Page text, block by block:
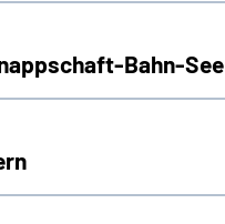
Bahn-See